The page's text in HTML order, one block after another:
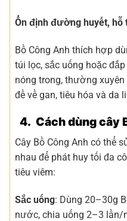
Ổn định đường huyết, hỗ
Bồ Công Anh thích hợp
túi lọc, sắc uống hoặc
nóng trong, thường
đề về gan, tiêu hóa và da
4. Cách dùng cây
Cây Bồ Công Anh có thể
nhau để phát huy tối đa
tiêu viêm:
Sắc uống: Dùng 20–30g
nước, chia uống 2–3 lần/